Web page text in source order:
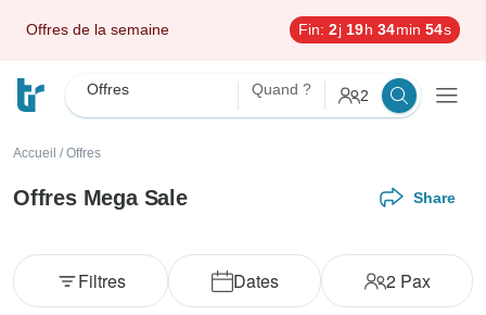
Offres de la semaine Fin: 2j 19h 34min 52s
Offres Quand ? 2
Accueil / Offres
Offres Mega Sale Share
Dates 2Pax
Filtres